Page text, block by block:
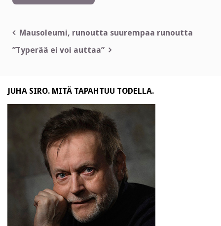
Artikkelien
selaus
Mausoleumi, runoutta suurempaa runoutta
”Typerää ei voi auttaa”
JUHA SIRO. MITÄ TAPAHTUU TODELLA.